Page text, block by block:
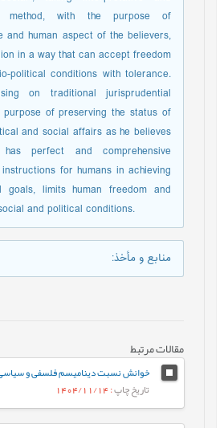
method, with the purpose of
and human aspect of the believers,
in a way that can accept freedom
political conditions with tolerance.
on traditional jurisprudential
purpose of preserving the status of
and social affairs as he believes
perfect and comprehensive
instructions for humans in achieving
goals, limits human freedom and
and political conditions.
منابع و مأخذ:
مقالات مرتبط
تاریخ چاپ: 1404/11/14